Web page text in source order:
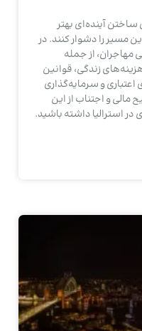
ساختن آینده‌ای بهتر
مسیر را دشوار کنند. در
مهاجران، از جمله
زندگی، قوانین
اعتباری و سرمایه‌گذاری
مالی و اجتناب از این
استرالیا داشته باشید.